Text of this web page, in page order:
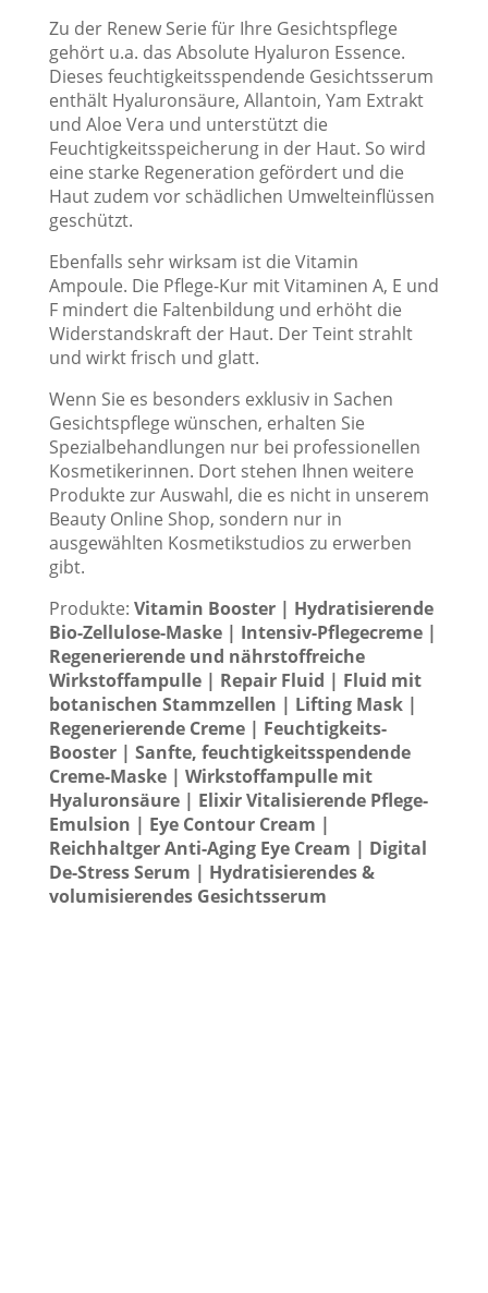
Zu der Renew Serie für Ihre Gesichtspflege
gehört u.a. das Absolute Hyaluron Essence.
Dieses feuchtigkeitsspendende Gesichtsserum
enthält Hyaluronsäure, Allantoin, Yam Extrakt
und Aloe Vera und unterstützt die
Feuchtigkeitsspeicherung in der Haut. So wird
eine starke Regeneration gefördert und die
Haut zudem vor schädlichen Umwelteinflüssen
geschützt.
Ebenfalls sehr wirksam ist die Vitamin
Ampoule. Die Pflege-Kur mit Vitaminen A, E und
F mindert die Faltenbildung und erhöht die
Widerstandskraft der Haut. Der Teint strahlt
und wirkt frisch und glatt.
Wenn Sie es besonders exklusiv in Sachen
Gesichtspflege wünschen, erhalten Sie
Spezialbehandlungen nur bei professionellen
Kosmetikerinnen. Dort stehen Ihnen weitere
Produkte zur Auswahl, die es nicht in unserem
Beauty Online Shop, sondern nur in
ausgewählten Kosmetikstudios zu erwerben
gibt.
Produkte: Vitamin Booster | Hydratisierende
Bio-Zellulose-Maske | Intensiv-Pflegecreme |
Regenerierende und nährstoffreiche
Wirkstoffampulle | Repair Fluid | Fluid mit
botanischen Stammzellen | Lifting Mask |
Regenerierende Creme | Feuchtigkeits-
Booster | Sanfte, feuchtigkeitsspendende
Creme-Maske | Wirkstoffampulle mit
Hyaluronsäure | Elixir Vitalisierende Pflege-
Emulsion | Eye Contour Cream |
Reichhaltger Anti-Aging Eye Cream | Digital
De-Stress Serum | Hydratisierendes &
volumisierendes Gesichtsserum